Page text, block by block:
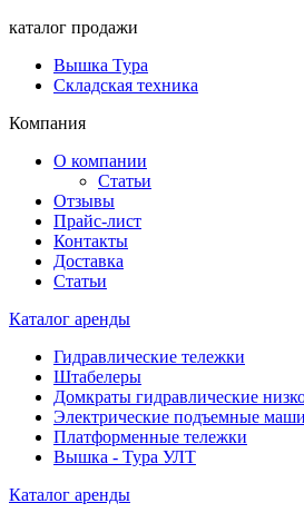
каталог продажи
Вышка Тура
Складская техника
Компания
О компании
Статьи
Отзывы
Прайс-лист
Контакты
Доставка
Статьи
Каталог аренды
Гидравлические тележки
Штабелеры
Домкраты гидравлические
Электрические подъемные
Платформенные тележки
Вышка - Тура УЛТ
Каталог аренды